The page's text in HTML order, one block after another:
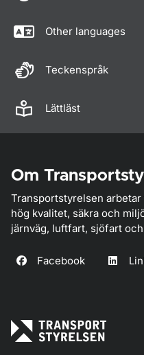
Other languages
Teckenspråk
Lättläst
Om
Transportstyrelsen
hög kvalitet, säkra och
järnväg, luftfart, sjöfart och
Facebook